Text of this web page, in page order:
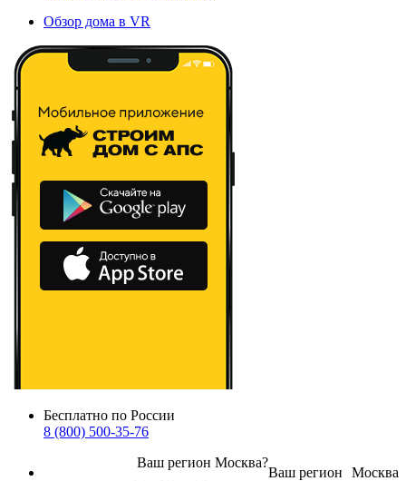
Обзор дома в VR
Бесплатно по России
8 (800) 500-35-76
Москва
Ваш регион
Ваш регион Москва?